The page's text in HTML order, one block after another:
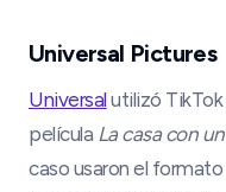
Universal Pictures
Universalutilizó TikTok
película La casa con
caso usaron el formato